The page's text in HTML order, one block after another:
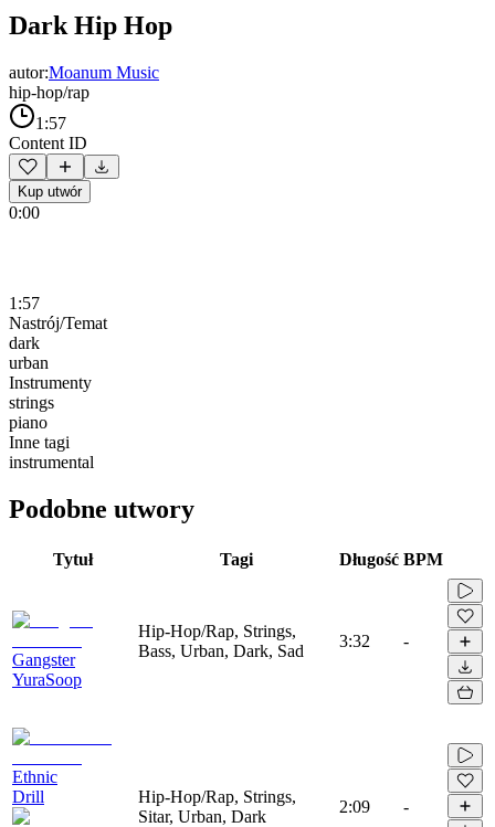
Dark Hip Hop
autor:Moanum Music
hip-hop/rap
1:57
Content ID
Kup utwór
0:00
1:57
Nastrój/Temat
dark
urban
Instrumenty
strings
piano
Inne tagi
instrumental
Podobne utwory
Tytuł Tagi Długość BPM
Gangster
YuraSoop
Hip-Hop/Rap, Strings,
Bass, Urban, Dark, Sad
3:32 -
Ethnic
Drill
Hip-Hop/Rap, Strings,
Sitar, Urban, Dark
2:09 -